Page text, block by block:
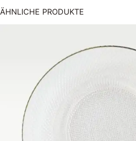
ÄHNLICHE PRODUKTE